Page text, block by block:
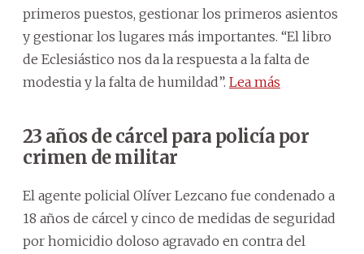
primeros puestos, gestionar los primeros asientos
y gestionar los lugares más importantes. “El libro
de Eclesiástico nos da la respuesta a la falta de
modestia y la falta de humildad”. Lea más
23 años de cárcel para policía por
crimen de militar
El agente policial Olíver Lezcano fue condenado a
18 años de cárcel y cinco de medidas de seguridad
por homicidio doloso agravado en contra del